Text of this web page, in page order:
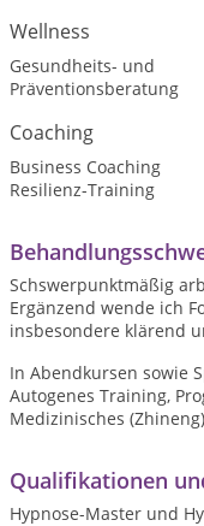
Wellness
Gesundheits- und
Präventionsberatung
Coaching
Business Coaching
Resilienz-Training
Schswerpunktmäßig
Ergänzend wende ich
insbesondere klärend
In Abendkursen sowie
Autogenes Training,
Medizinisches
Qualifikationen
Hypnose-Master und